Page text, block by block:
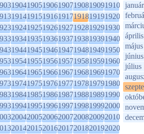
1904190519061907190819091910
1914191519161917191819191920
1924192519261927192819291930
1934193519361937193819391940
1944194519461947194819491950
1954195519561957195819591960
1964196519661967196819691970
1974197519761977197819791980
1984198519861987198819891990
1994199519961997199819992000
2004200520062007200820092010
2014201520162017201820192020
január
április
május
június
július